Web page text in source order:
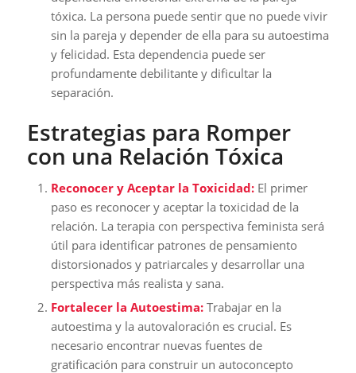
tóxica. La persona puede sentir que no puede vivir
sin la pareja y depender de ella para su autoestima
y felicidad. Esta dependencia puede ser
profundamente debilitante y dificultar la
separación.
Estrategias para Romper
con una Relación Tóxica
Reconocer y Aceptar la Toxicidad:El primer
paso es reconocer y aceptar la toxicidad de la
relación. La terapia con perspectiva feminista será
útil para identificar patrones de pensamiento
distorsionados y patriarcales y desarrollar una
perspectiva más realista y sana.
Fortalecer la Autoestima:Trabajar en la
autoestima y la autovaloración es crucial. Es
necesario encontrar nuevas fuentes de
gratificación para construir un autoconcepto